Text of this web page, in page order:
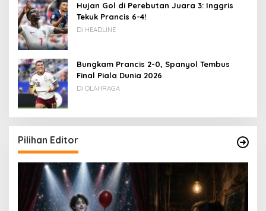
Hujan Gol di Perebutan Juara 3: Inggris
Tekuk Prancis 6-4!
Di HEADLINE
Bungkam Prancis 2-0, Spanyol Tembus
Final Piala Dunia 2026
Di OLAHRAGA
Pilihan Editor